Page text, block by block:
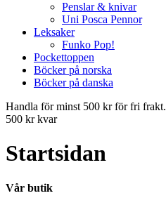
Penslar & knivar
Uni Posca Pennor
Leksaker
Funko Pop!
Pockettoppen
Böcker på norska
Böcker på danska
Handla för minst 500 kr för fri frakt.
500 kr kvar
Startsidan
Vår butik